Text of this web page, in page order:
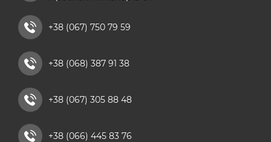
рідкі азотні добрива
кальцієві добрива
+38 (067) 750 79 59
+38 (068) 387 91 38
+38 (067) 305 88 48
+38 (066) 445 83 76